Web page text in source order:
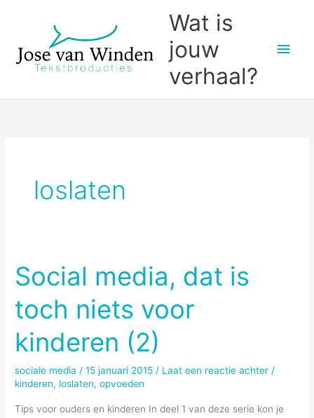
inhoud
Wat is
jouw
verhaal?
loslaten
Social media, dat is
toch niets voor
kinderen (2)
sociale media /15 januari 2015 / Laat een reactie achter /
kinderen, loslaten,opvoeden
Tips voor ouders en kinderen In deel 1 van deze serie kon je